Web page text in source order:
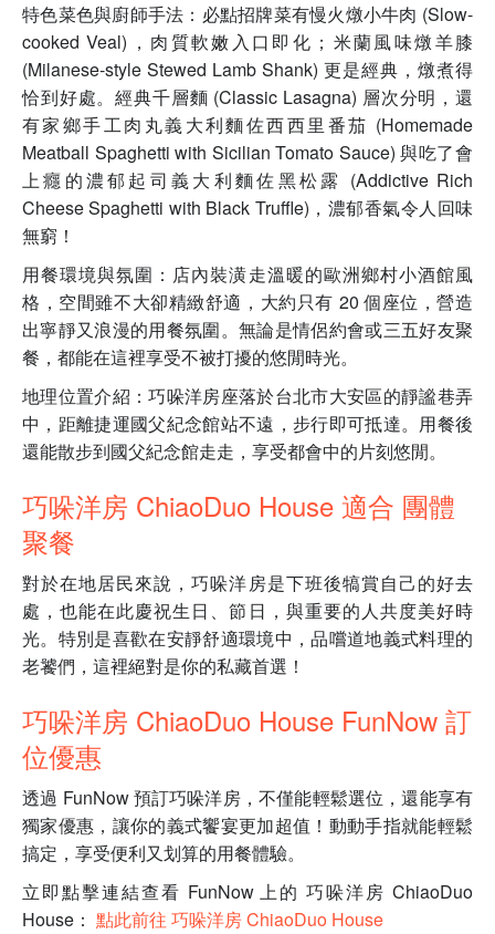
特色菜色與廚師手法：必點招牌菜有慢火燉小牛肉 (Slow-
cooked Veal)，肉質軟嫩入口即化；米蘭風味燉羊膝
(Milanese-style Stewed Lamb Shank) 更是經典，燉煮得
恰到好處。經典千層麵 (Classic Lasagna) 層次分明，還
有家鄉手工肉丸義大利麵佐西西里番茄 (Homemade
Meatball Spaghetti with Sicilian Tomato Sauce) 與吃了會
上癮的濃郁起司義大利麵佐黑松露 (Addictive Rich
Cheese Spaghetti with Black Truffle)，濃郁香氣令人回味
無窮！
用餐環境與氛圍：店內裝潢走溫暖的歐洲鄉村小酒館風
格，空間雖不大卻精緻舒適，大約只有 20 個座位，營造
出寧靜又浪漫的用餐氛圍。無論是情侶約會或三五好友聚
餐，都能在這裡享受不被打擾的悠閒時光。
地理位置介紹：巧哚洋房座落於台北市大安區的靜謐巷弄
中，距離捷運國父紀念館站不遠，步行即可抵達。用餐後
還能散步到國父紀念館走走，享受都會中的片刻悠閒。
巧哚洋房 ChiaoDuo House 適合 團體
聚餐
對於在地居民來說，巧哚洋房是下班後犒賞自己的好去
處，也能在此慶祝生日、節日，與重要的人共度美好時
光。特別是喜歡在安靜舒適環境中，品嚐道地義式料理的
老饕們，這裡絕對是你的私藏首選！
巧哚洋房 ChiaoDuo House FunNow 訂
位優惠
透過 FunNow 預訂巧哚洋房，不僅能輕鬆選位，還能享有
獨家優惠，讓你的義式饗宴更加超值！動動手指就能輕鬆
搞定，享受便利又划算的用餐體驗。
立即點擊連結查看 FunNow 上的 巧哚洋房 ChiaoDuo
House： 點此前往 巧哚洋房 ChiaoDuo House